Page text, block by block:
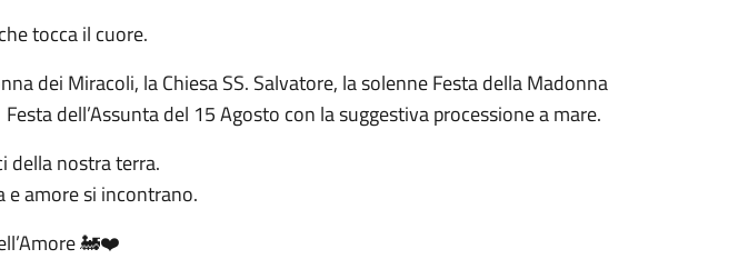
tocca il cuore.
dei Miracoli, la Chiesa SS. Salvatore, la solenne Festa della Madonna
dell’Assunta del 15 Agosto con la suggestiva processione a mare.
della nostra terra.
e amore si incontrano.
🚂❤️